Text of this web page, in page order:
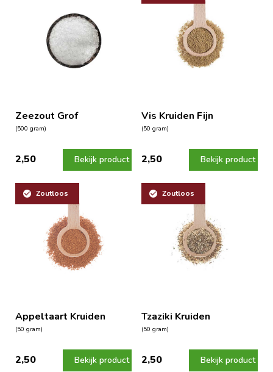
Zeezout Grof
(500 gram)
2,50 Bekijk product
Vis Kruiden Fijn
(50 gram)
2,50 Bekijk product
Zoutloos
Appeltaart Kruiden
(50 gram)
2,50 Bekijk product
Zoutloos
Tzaziki Kruiden
(50 gram)
2,50 Bekijk product